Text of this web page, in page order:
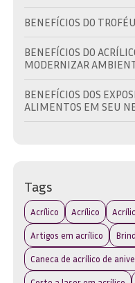
BENEFÍCIOS DO
BENEFÍCIOS DO ACRÍLICO PERSONALIZADO PARA
MODERNIZAR
BENEFÍCIOS DOS EXPOSITORES DE ACRÍLICO PARA
ALIMENTOS EM SEU
SUA MARCA E EVENTO
BRINDE EM ACRÍLICO: DESCUBRA AS MELHORES OPÇÕES
PARA SUA MARCA
BRINDE EM ACRÍLICO: DESCUBRA COMO ESCOLHER O
IDEAL PARA SUA
Tags
Acrílico Acrílico
Artigos em acrílico
Caneca de acrílico de